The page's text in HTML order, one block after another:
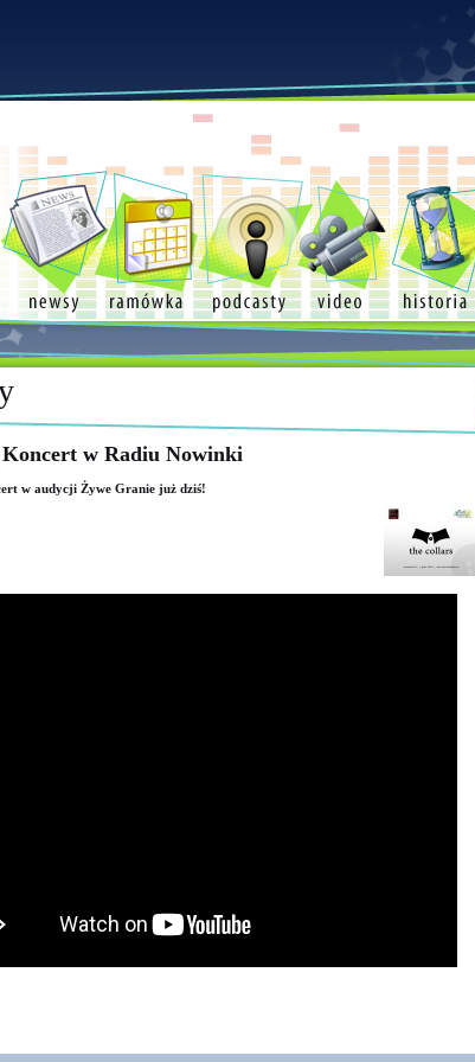
Koncert w Radiu Nowinki
w audycji Żywe Granie już dziś!